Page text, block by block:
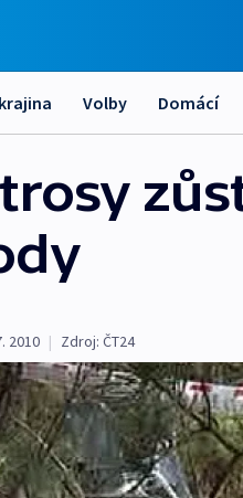
Volby Domácí
2010 | Zdroj: ČT24